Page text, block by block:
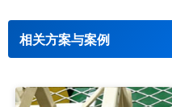
相关方案与案例